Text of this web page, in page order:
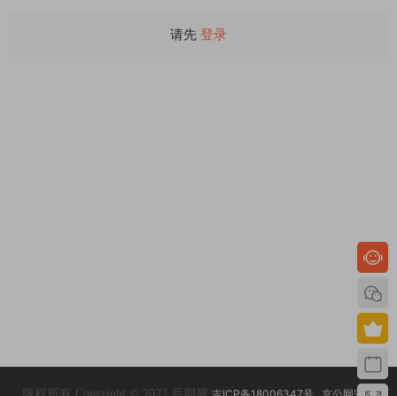
请先 登录